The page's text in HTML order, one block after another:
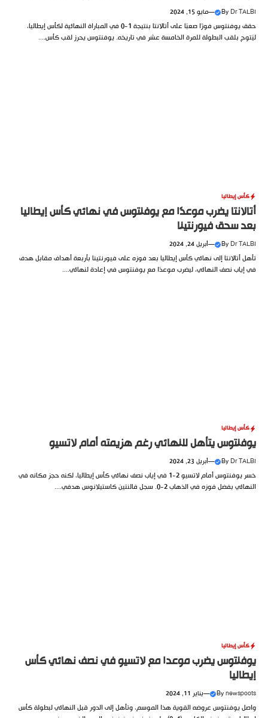
By Dr TALBI
—مايو 15, 2024
حقق يوفنتوس فوزًا صعبًا على أتالانتا بنتيجة 1-0 في المباراة النهائية لكأس إيطاليا،
ليُتوج بلقب البطولة للمرة الخامسة عشر في تاريخه. يوفنتوس يحرز لقب كأس....
كأس إيطاليا
أتالانتا يضرب موعدًا مع يوفنتوس في نهائي كأس إيطاليا
بعد سحق فيورنتينا
By Dr TALBI
—أبريل 24, 2024
تأهل أتالانتا إلى نهائي كأس إيطاليا بعد فوزه على فيورنتينا بأربعة أهداف مقابل هدف
في إياب نصف النهائي، ليضرب موعدًا مع يوفنتوس في إعادة لنهائي....
كأس إيطاليا
يوفنتوس يتأهل للنهائي رغم هزيمته أمام لاتسيو
By Dr TALBI
—أبريل 23, 2024
خسر يوفنتوس أمام لاتسيو 2-1 في إياب نصف نهائي كأس إيطاليا، لكنه حجز مكانه في
النهائي بفضل فوزه في الذهاب 2-0. سجل فالنتين كاستيلانوس هدفي....
كأس إيطاليا
يوفنتوس يضرب موعدا مع لاتسيو في نصف نهائي كأس
إيطاليا
Bynewspoots
—يناير 11, 2024
واصل يوفنتوس عروضه القوية هذا الموسم، وتأهل إلى الدور قبل النهائي لبطولة كأس